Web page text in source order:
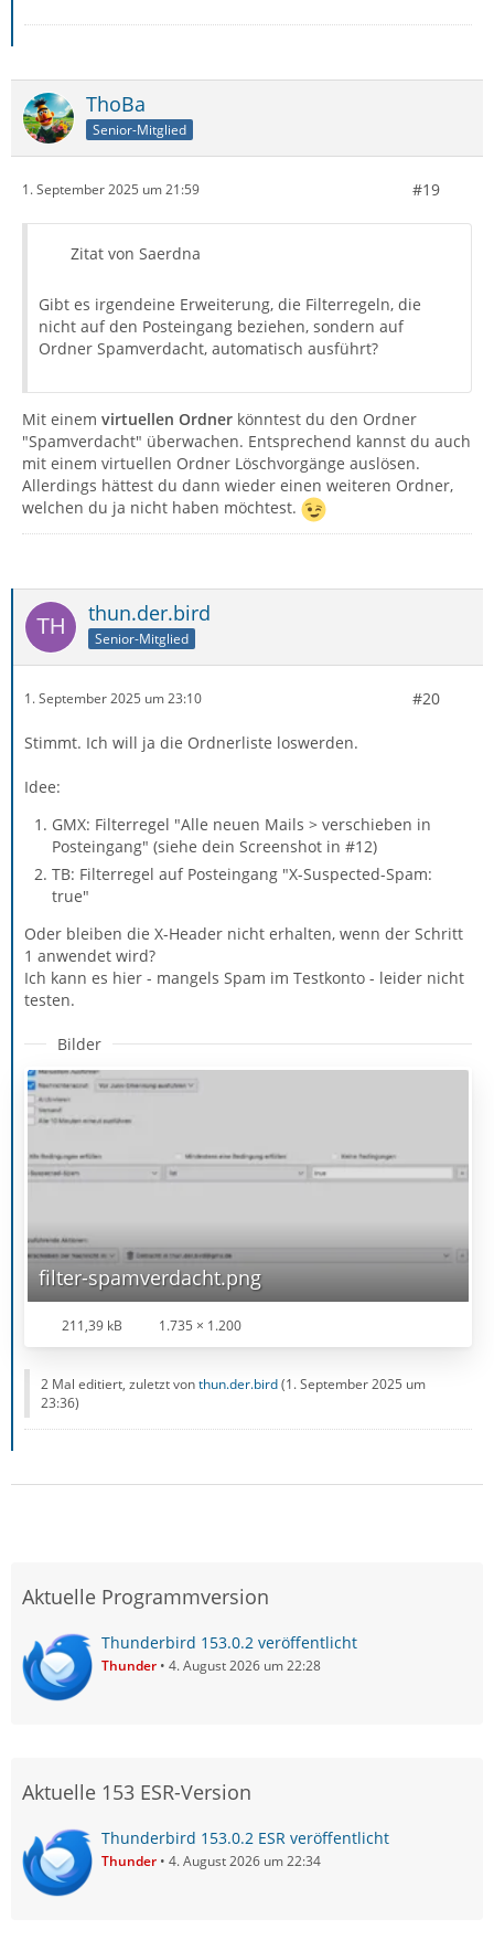
ThoBa
Senior-Mitglied
1. September 2025 um 21:59 #19
Zitat von Saerdna
Gibt es irgendeine Erweiterung, die Filterregeln, die
nicht auf den Posteingang beziehen, sondern auf
Ordner Spamverdacht, automatisch ausführt?
Mit einem virtuellen Ordner könntest du den Ordner
"Spamverdacht" überwachen. Entsprechend kannst du auch
mit einem virtuellen Ordner Löschvorgänge auslösen.
Allerdings hättest du dann wieder einen weiteren Ordner,
welchen du ja nicht haben möchtest.
thun.der.bird
Senior-Mitglied
1. September 2025 um 23:10 #20
Stimmt. Ich will ja die Ordnerliste loswerden.
Idee:
GMX: Filterregel "Alle neuen Mails > verschieben in
Posteingang" (siehe dein Screenshot in #12)
TB: Filterregel auf Posteingang "X-Suspected-Spam:
true"
Oder bleiben die X-Header nicht erhalten, wenn der Schritt
1 anwendet wird?
Ich kann es hier - mangels Spam im Testkonto - leider nicht
testen.
Bilder
filter-spamverdacht.png
211,39 kB 1.735 × 1.200
2 Mal editiert, zuletzt vonthun.der.bird(1. September 2025 um
23:36)
Aktuelle Programmversion
Thunderbird 153.0.2 veröffentlicht
Thunder 4. August 2026 um 22:28
Aktuelle 153 ESR-Version
Thunderbird 153.0.2 ESR veröffentlicht
Thunder 4. August 2026 um 22:34